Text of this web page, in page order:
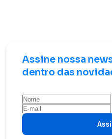
Assine nossa
dentro das